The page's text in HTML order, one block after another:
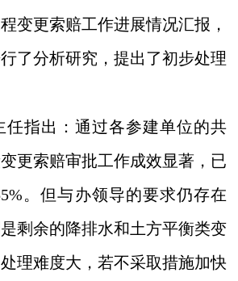
变更索赔工作进展情况汇报，
了分析研究，提出了初步处理
任指出：通过各参建单位的共
更索赔审批工作成效显著，已
。但与办领导的要求仍存在
剩余的降排水和土方平衡类变
理难度大，若不采取措施加快